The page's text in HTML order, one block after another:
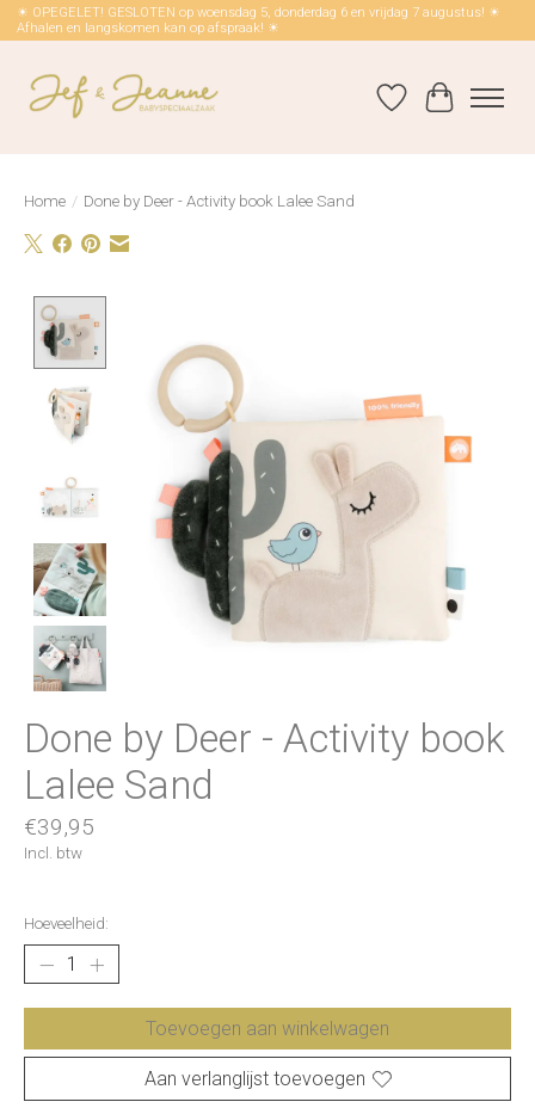
☀ OPEGELET! GESLOTEN op woensdag 5, donderdag 6 en vrijdag 7 augustus! ☀
Afhalen en langskomen kan op afspraak! ☀
Verlanglijst
Home / Done by Deer - Activity book Lalee Sand
Done by Deer - Activity book
Lalee Sand
€39,95
Incl. btw
Hoeveelheid:
Toevoegen aan winkelwagen
Aan verlanglijst toevoegen